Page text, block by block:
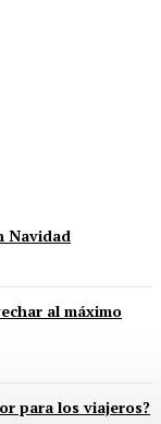
Navidad
al máximo
para los viajeros?